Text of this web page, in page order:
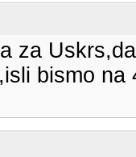
za
bismo